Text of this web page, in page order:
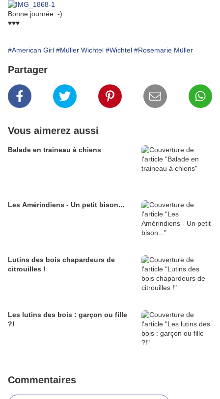
Bonne journée :-)
♥♥♥
#American Girl #Müller Wichtel #Wichtel #Rosemarie Müller
Partager
Vous aimerez aussi
Balade en traineau à chiens
Les Amérindiens - Un petit bison...
Lutins des bois chapardeurs de
citrouilles !
Les lutins des bois : garçon ou fille
?!
Commentaires